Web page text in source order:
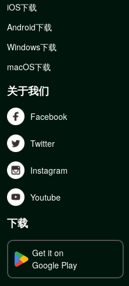
iOS下载
Android下载
Windows下载
macOS下载
关于我们
Facebook
Twitter
Instagram
Youtube
下载
Get it on
Google Play